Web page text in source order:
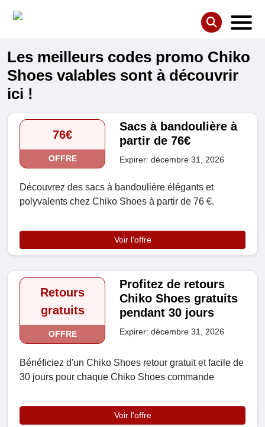
Les meilleurs codes promo Chiko
Shoes valables sont à découvrir
ici !
76€
OFFRE
Sacs à bandoulière à
partir de 76€
Expirer: décembre 31, 2026
Découvrez des sacs à bandoulière élégants et
polyvalents chez Chiko Shoes à partir de 76 €.
Voir l'offre
Retours
gratuits
OFFRE
Profitez de retours
Chiko Shoes gratuits
pendant 30 jours
Expirer: décembre 31, 2026
Bénéficiez d'un Chiko Shoes retour gratuit et facile de
30 jours pour chaque Chiko Shoes commande
Voir l'offre